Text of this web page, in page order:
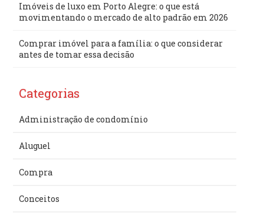
Imóveis de luxo em Porto Alegre: o que está
movimentando o mercado de alto padrão em 2026
Comprar imóvel para a família: o que considerar
antes de tomar essa decisão
Categorias
Administração de condomínio
Aluguel
Compra
Conceitos